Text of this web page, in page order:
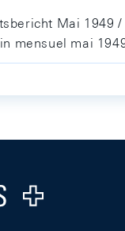
Mai 1949 /
mensuel mai